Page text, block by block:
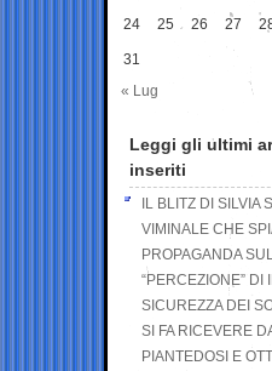
24 25 26 27
31
« Lug
Leggi gli ultimi
inseriti
IL BLITZ DI SILVIA
VIMINALE CHE
PROPAGANDA
“PERCEZIONE” DI
SICUREZZA DEI
SI FA RICEVERE
PIANTEDOSI E